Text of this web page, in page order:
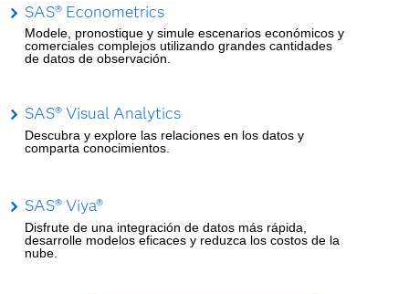
SAS® Econometrics
Modele, pronostique y simule escenarios económicos y
comerciales complejos utilizando grandes cantidades
de datos de observación.
SAS® Visual Analytics
Descubra y explore las relaciones en los datos y
comparta conocimientos.
SAS® Viya®
Disfrute de una integración de datos más rápida,
desarrolle modelos eficaces y reduzca los costos de la
nube.